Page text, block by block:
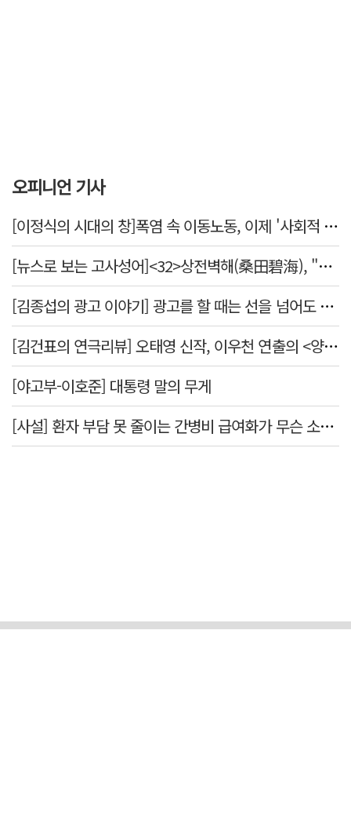
오피니언 기사
[이정식의 시대의 창]폭염 속 이동노동, 이제 '사회적 위험 관리'로 전환할 때
[뉴스로 보는 고사성어]<32>상전벽해(桑田碧海), "뽕나무밭이 푸른 바다가 되었다."
[김종섭의 광고 이야기] 광고를 할 때는 선을 넘어도 좋습니다.
[김건표의 연극리뷰] 오태영 신작, 이우천 연출의 <양은 양순하다>"국민을 온순한 양으로 길들이는 전체주의적 정치의 알레고리"
[야고부-이호준] 대통령 말의 무게
[사설] 환자 부담 못 줄이는 간병비 급여화가 무슨 소용인가